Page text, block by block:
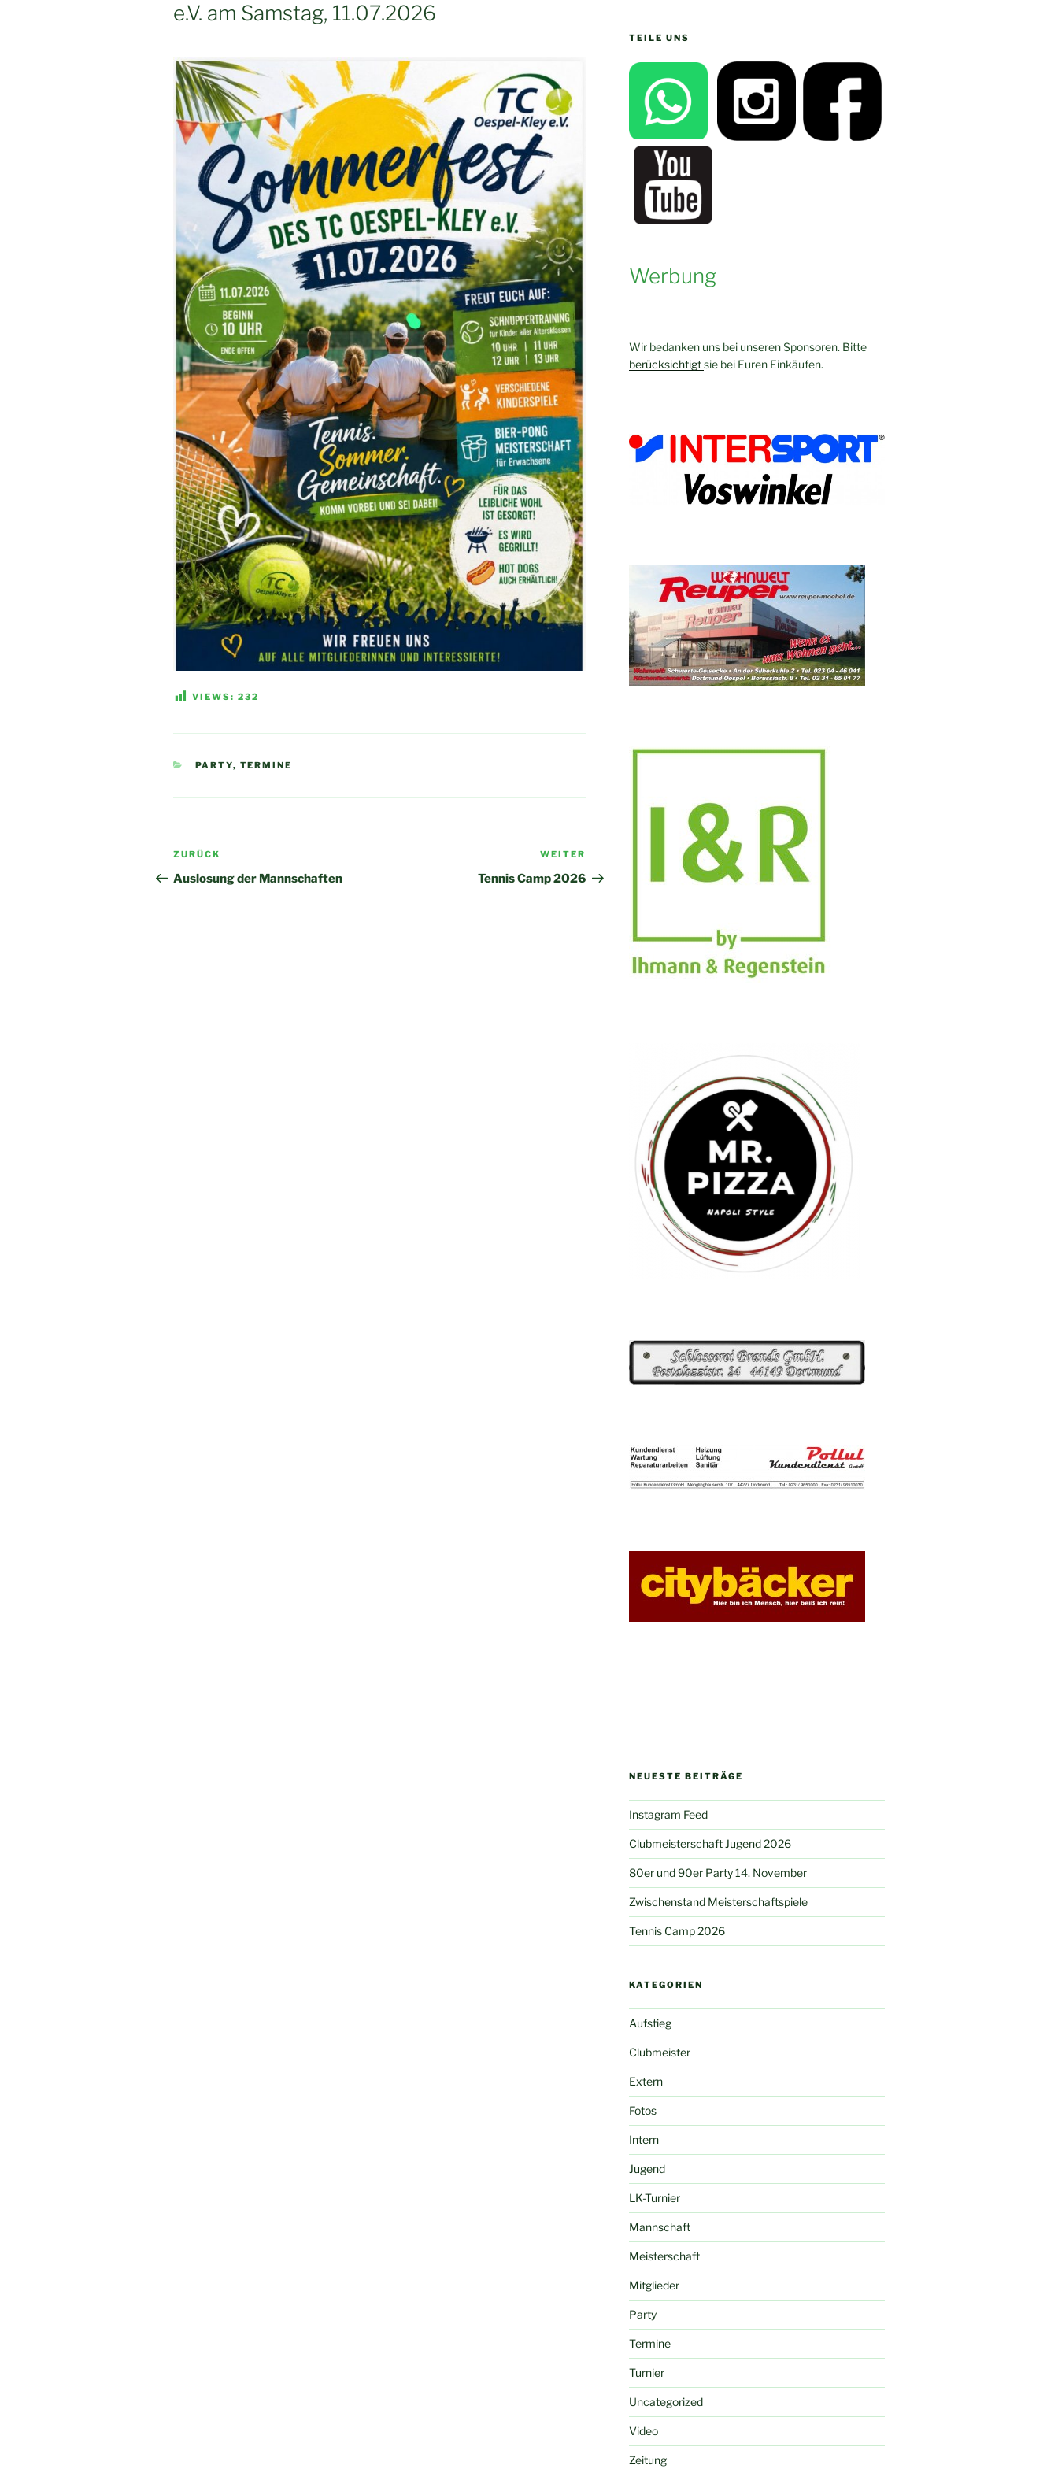
e.V. am Samstag, 11.07.2026
VIEWS: 232
KATEGORIEN
PARTY, TERMINE
Beitragsnavigation
Vorheriger
Beitrag
ZURÜCK
Auslosung der Mannschaften
Beitrag
WEITER
Tennis Camp 2026
TEILE UNS
Werbung
Wir bedanken uns bei unseren Sponsoren. Bitte
berücksichtigtsie bei Euren Einkäufen.
NEUESTE BEITRÄGE
Instagram Feed
Clubmeisterschaft Jugend 2026
80er und 90er Party 14. November
Zwischenstand Meisterschaftspiele
Tennis Camp 2026
KATEGORIEN
Aufstieg
Clubmeister
Extern
Fotos
Intern
Jugend
LK-Turnier
Mannschaft
Meisterschaft
Mitglieder
Party
Termine
Turnier
Uncategorized
Video
Zeitung